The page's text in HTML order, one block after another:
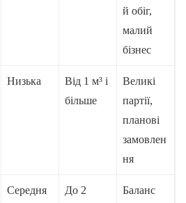
й обіг,
малий
бізнес
Низька
Від 1 м³ і
більше
Великі
партії,
планові
замовлен
ня
Середня
До 2
Баланс